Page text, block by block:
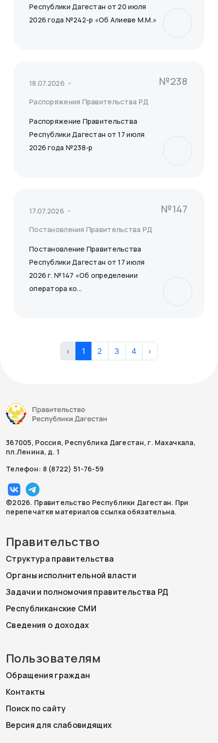
Республики Дагестан от 20 июля
2026 года №242-р «Об Алиеве М.М.»
18.07.2026
Распоряжения Правительства РД
№238
Распоряжение Правительства
Республики Дагестан от 17 июля
2026 года №238-р
17.07.2026
Постановления Правительства РД
№147
Постановление Правительства
Республики Дагестан от 17 июля
2026 г. №147 «Об определении
оператора ко...
‹ 1 2 3 4 ›
367005, Россия, Республика Дагестан, г. Махачкала,
пл.Ленина, д. 1
Телефон: 8 (8722) 51-76-59
©2026. Правительство Республики Дагестан. При
перепечатке материалов ссылка обязательна.
Правительство
Структура правительства
Органы исполнительной власти
Задачи и полномочия правительства РД
Республиканские СМИ
Сведения о доходах
Пользователям
Обращения граждан
Контакты
Поиск по сайту
Версия для слабовидящих